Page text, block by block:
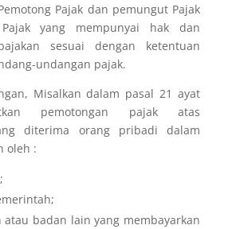
Pajak dan pemungut Pajak
yang mempunyai hak dan
sesuai dengan ketentuan
undangan pajak.
Misalkan dalam pasal 21 ayat
pemotongan pajak atas
diterima orang pribadi dalam
oleh :
atau badan lain yang membayarkan